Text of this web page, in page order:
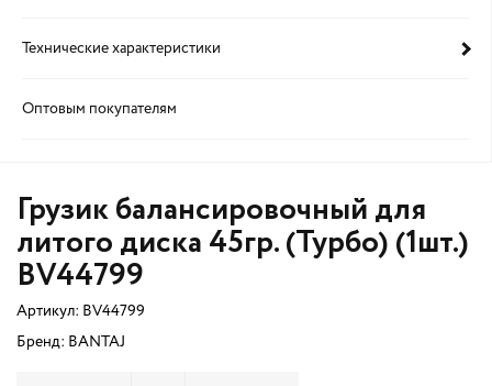
Технические характеристики
Оптовым покупателям
Грузик балансировочный для
литого диска 45гр. (Турбо) (1шт.)
BV44799
Артикул: BV44799
Бренд: BANTAJ